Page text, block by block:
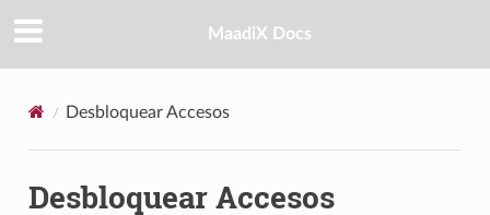
MaadiX Docs
Desbloquear Accesos
Desbloquear Accesos